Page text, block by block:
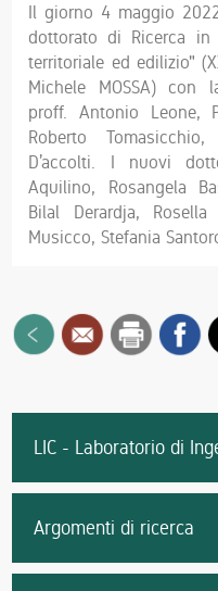
Il giorno 4 maggio
dottorato di Ricerca in
territoriale ed edilizio"
Michele MOSSA) con
proff. Antonio Leone,
Roberto
D’accolti. I nuovi
Aquilino, Rosangela
Bilal Derardja,
Musicco, Stefania
LIC - Laboratorio di
Argomenti di ricerca